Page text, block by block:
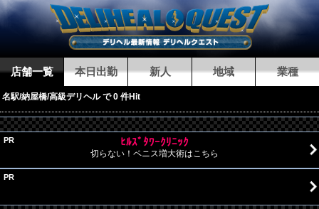
店舗一覧 本日出勤 新人 地域 業種
名駅/納屋橋/高級デリヘル で 0 件Hit
ﾋﾙｽﾞﾀﾜｰｸﾘﾆｯｸ
切らない！ペニス増大術はこちら
PR
PR